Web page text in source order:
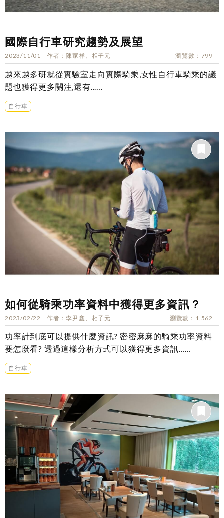
國際自行車研究趨勢及展望
2023/11/01 作者 陳家祥、相子元 瀏覽數 799
越來越多研就從實驗室走向實際騎乘,女性自行車騎乘的議
題也獲得更多關注,還有..….
自行車
如何從騎乘功率資料中獲得更多資訊？
2023/02/22 作者 李尹鑫、相子元 瀏覽數 1,562
功率計到底可以提供什麼資訊? 密密麻麻的騎乘功率資料
要怎麼看? 透過這樣分析方式可以獲得更多資訊……
自行車